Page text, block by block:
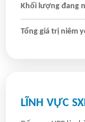
Khối lượng đang
Tổng giá trị niêm
LĨNH VỰC